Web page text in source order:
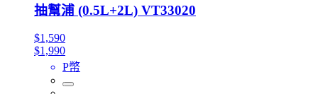
抽幫浦 (0.5L+2L) VT33020
$1,590
$1,990
P幣